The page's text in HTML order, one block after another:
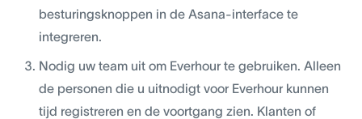
besturingsknoppen in de Asana-interface te
integreren.
Nodig uw team uit om Everhour te gebruiken. Alleen
de personen die u uitnodigt voor Everhour kunnen
tijd registreren en de voortgang zien. Klanten of